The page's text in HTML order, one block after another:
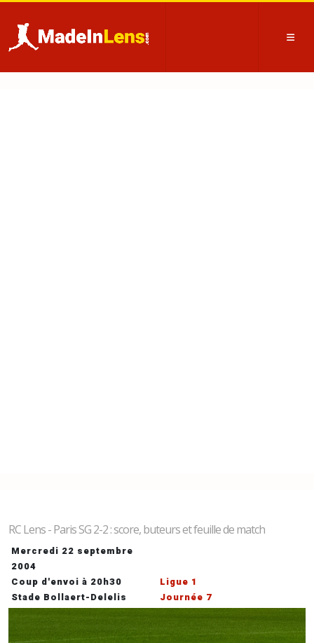
RC Lens - Paris SG 2-2 : score, buteurs et feuille de match
Mercredi 22 septembre
2004
Coup d'envoi à 20h30
Stade Bollaert-Delelis
Ligue 1
Journée 7